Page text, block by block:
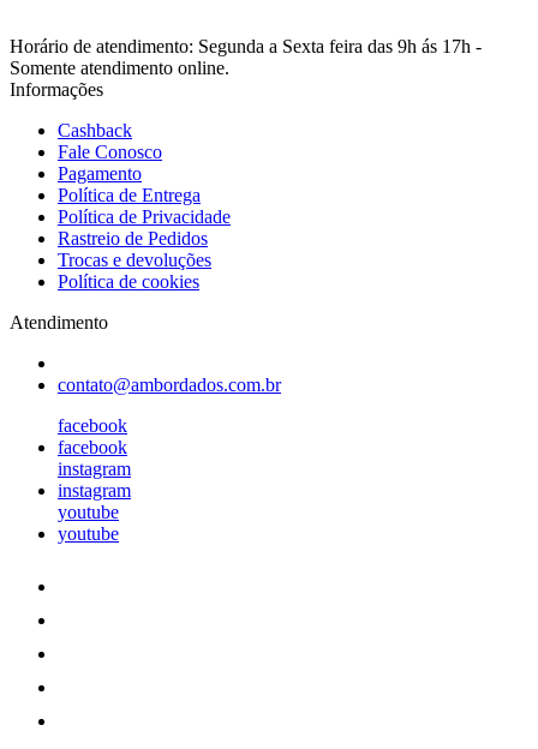
Horário de atendimento: Segunda a Sexta feira das 9h ás 17h -
Somente atendimento online.
Informações
Cashback
Fale Conosco
Pagamento
Política de Entrega
Política de Privacidade
Rastreio de Pedidos
Trocas e devoluções
Política de cookies
Atendimento
contato@ambordados.com.br
facebook
facebook
instagram
instagram
youtube
youtube